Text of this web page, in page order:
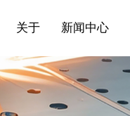
关于
新闻中心